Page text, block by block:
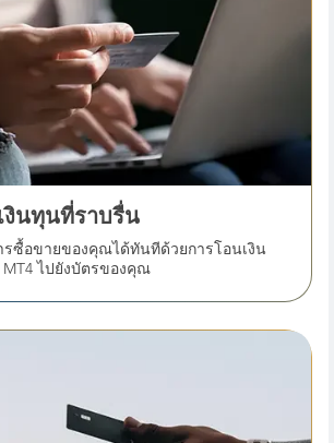
งินทุนที่ราบรื่น
รซื้อขายของคุณได้ทันทีด้วยการโอนเงิน
ไปยังบัตรของคุณ